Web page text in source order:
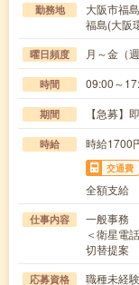
勤務地
大阪市福
福島(大阪
曜日頻度 月～金（
時間 09:00～
期間 【急募】
時給 時給1700
交通費
全額支給
仕事内容
一般事務
＜衛星電
切替提案
応募資格
職種未経